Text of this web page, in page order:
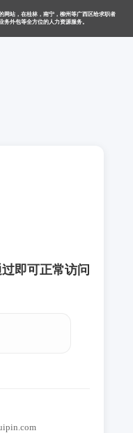
网站，在桂林，南宁，柳州等广西区给求职者
外包等全方位的人力资源服务。
即可正常访问